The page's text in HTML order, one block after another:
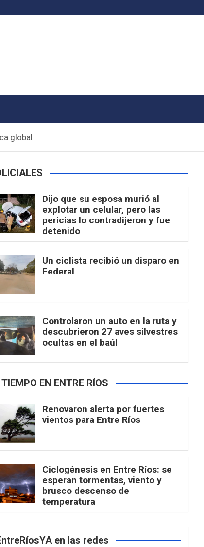
global
Dijo que su esposa murió al
explotar un celular, pero las
pericias lo contradijeron y fue
detenido
Un ciclista recibió un disparo en
Federal
Controlaron un auto en la ruta y
descubrieron 27 aves silvestres
ocultas en el baúl
TIEMPO EN ENTRE RÍOS
Renovaron alerta por fuertes
vientos para Entre Ríos
Ciclogénesis en Entre Ríos: se
esperan tormentas, viento y
brusco descenso de
temperatura
en las redes